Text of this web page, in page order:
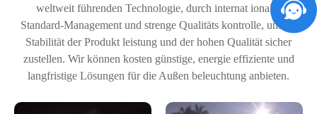
weltweit führenden Technologie, durch internat ionales
Standard-Management und strenge Qualitäts kontrolle, um die
Stabilität der Produkt leistung und der hohen Qualität sicher
zustellen. Wir können kosten günstige, energie effiziente und
langfristige Lösungen für die Außen beleuchtung anbieten.